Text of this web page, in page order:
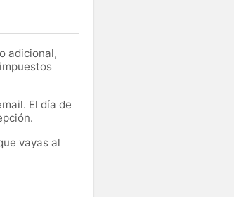
adicional,
El día de
vayas al